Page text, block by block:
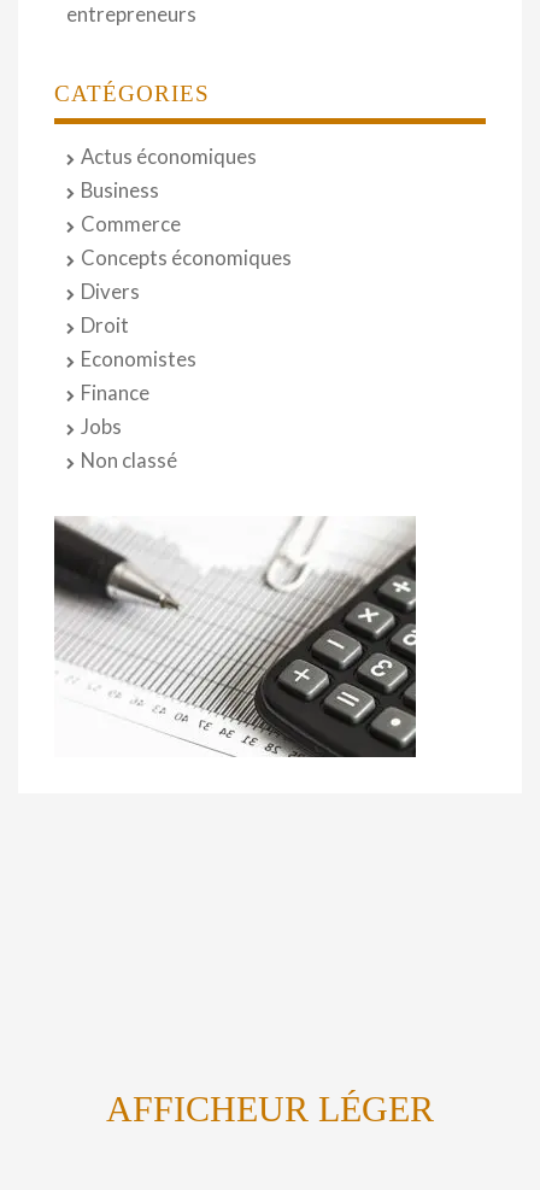
entrepreneurs
CATÉGORIES
Actus économiques
Business
Commerce
Concepts économiques
Divers
Droit
Economistes
Finance
Jobs
Non classé
AFFICHEUR LÉGER